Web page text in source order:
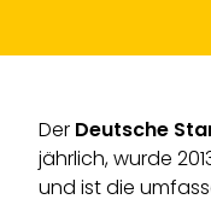
Der Deutsche
jährlich, wurde
und ist die